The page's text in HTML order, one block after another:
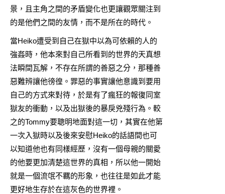
景，且主角之間的矛盾變化也更讓觀眾關注到
的是他們之間的友情，而不是所在的時代。
當Heiko遭受到自己在獄中以為可依賴的人的
強姦時，他本來對自己所看到的世界的天真想
法瞬間瓦解，不存在所謂的善惡之分，那種善
惡難辨讓他徬徨。罪惡的事實讓他意識到要用
自己的方式來對待，於是有了瘋狂的報復同室
獄友的衝動，以及出獄後的暴戾兇殘行為。較
之的Tommy要聰明地面對這一切，其實在他第
一次入獄時以及後來安慰Heiko的話語間也可
以知道他也有同樣經歷，沒有一個母親的關愛
的他要更加清楚這世界的真相，所以他一開始
就是一個流氓不羈的形象，也往往是如此才能
更好地生存於在這灰色的世界裡。